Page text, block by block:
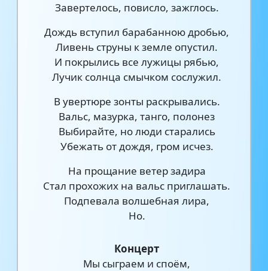
Завертелось, повисло, зажглось.
Дождь вступил барабанною дробью,
Ливень струны к земле опустил.
И покрылись все лужицы рябью,
Лучик солнца смычком сослужил.
В увертюре зонты раскрывались.
Вальс, мазурка, танго, полонез
Выбирайте, но люди старались
Убежать от дождя, гром исчез.
На прощание ветер задира
Стал прохожих на вальс приглашать.
Подпевала волшебная лира,
Но.
Концерт
Мы сыграем и споём,